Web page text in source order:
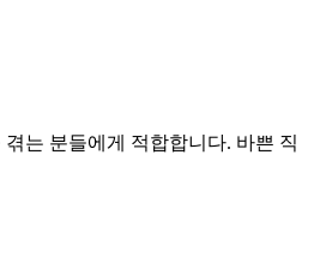
는 분들에게 적합합니다. 바쁜 직